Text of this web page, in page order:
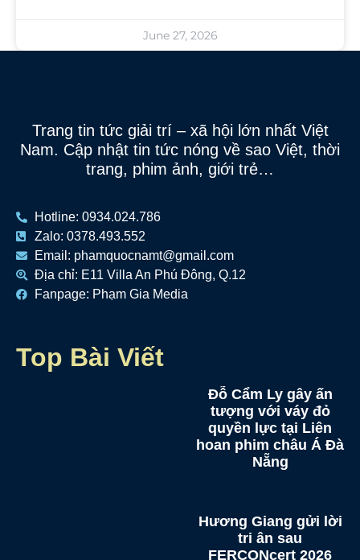
June 27, 2026
Trang tin tức giải trí – xã hội lớn nhất Việt
Nam. Cập nhật tin tức nóng về sao Việt, thời
trang, phim ảnh, giới trẻ…
Hotline: 0934.024.786
Zalo: 0378.493.552
Email: phamquocnamt@gmail.com
Địa chỉ: E11 Villa An Phú Đông, Q.12
Fanpage: Phạm Gia Media
Top Bài Viết
Đỗ Cẩm Ly gây ấn
tượng với váy đỏ
quyền lực tại Liên
hoan phim châu Á Đà
Nẵng
Hương Giang gửi lời
tri ân sau
FERCONcert 2026